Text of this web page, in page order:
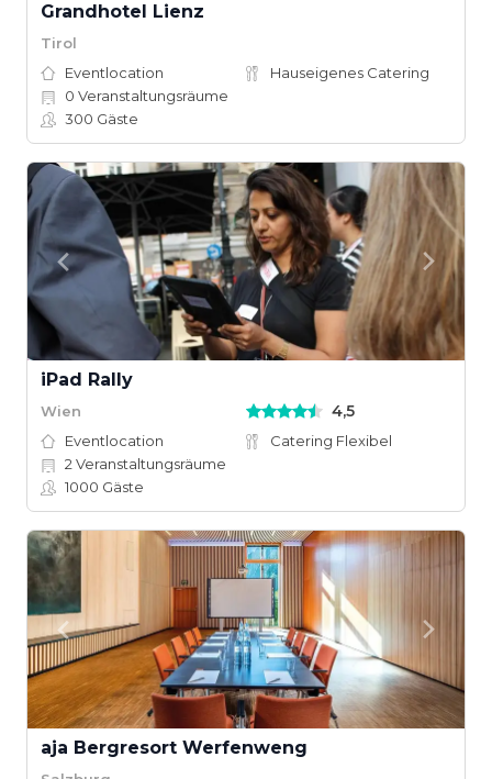
Grandhotel Lienz
Tirol
Eventlocation
Hauseigenes Catering
0 Veranstaltungsräume
300 Gäste
iPad Rally
Wien 4,5
Eventlocation
Catering Flexibel
2 Veranstaltungsräume
1000 Gäste
aja Bergresort Werfenweng